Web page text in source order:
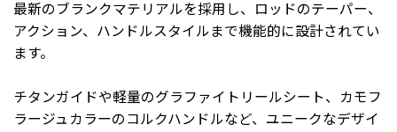
最新のブランクマテリアルを採用し、ロッドのテーパー、
アクション、ハンドルスタイルまで機能的に設計されてい
ます。
チタンガイドや軽量のグラファイトリールシート、カモフ
ラージュカラーのコルクハンドルなど、ユニークなデザイ